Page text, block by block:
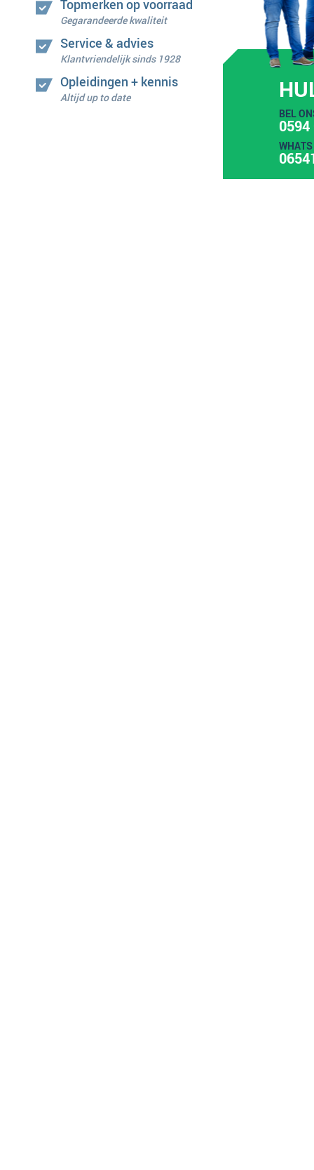
Topmerken op voorraad
Gegarandeerde kwaliteit
Service & advies
Klantvriendelijk sinds 1928
Opleidingen + kennis
Altijd up to date
BEL
0594
WHATS